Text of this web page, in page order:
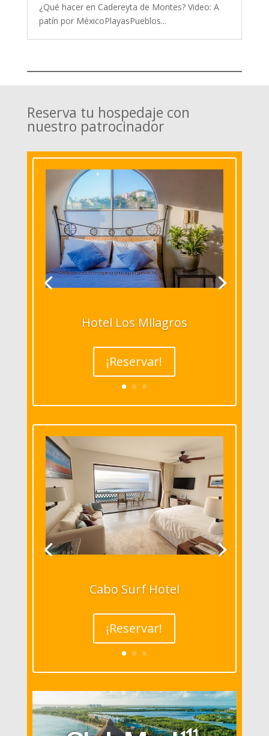
¿Qué hacer en Cadereyta de Montes? Video: A
patín por MéxicoPlayasPueblos...
Reserva tu hospedaje con
nuestro patrocinador
Hotel Los Milagros
¡Reservar!
Cabo Surf Hotel
¡Reservar!